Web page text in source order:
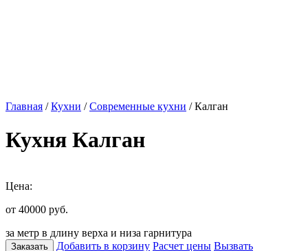
Главная /Кухни /Современные кухни / Калган
Кухня Калган
Цена:
от 40000 руб.
за метр в длину верха и низа гарнитура
Заказать Добавить в корзину Расчет цены Вызвать